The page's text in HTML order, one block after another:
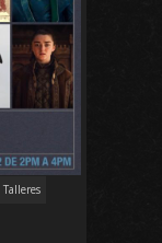
Talleres